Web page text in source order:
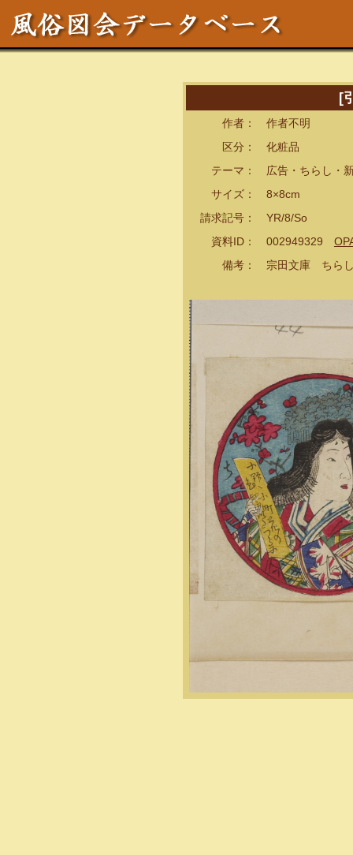
[
作者： 作者不明
区分： 化粧品
テーマ： 広告・ちらし・
サイズ： 8×8cm
請求記号： YR/8/So
資料ID： 002949329
備考： 宗田文庫 ちらし